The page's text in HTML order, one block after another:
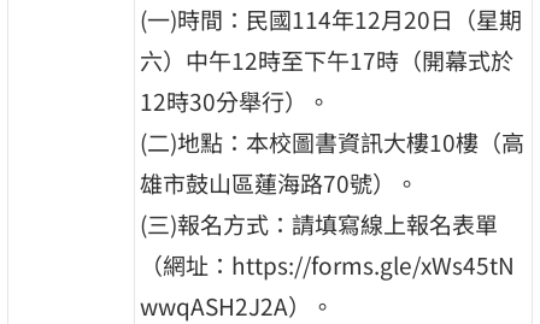
(一)時間：民國114年12月20日（星期
六）中午12時至下午17時（開幕式於
12時30分舉行）。
(二)地點：本校圖書資訊大樓10樓（高
雄市鼓山區蓮海路70號）。
(三)報名方式：請填寫線上報名表單
（網址：https://forms.gle/xWs45tN
wwqASH2J2A）。